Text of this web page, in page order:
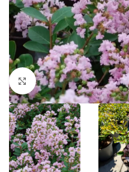
Išdidinti nuotrauką